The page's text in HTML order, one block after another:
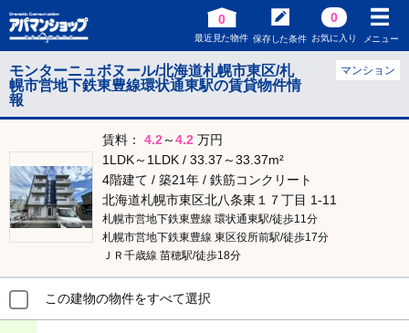
0
最近見た物件 保存した条件
0
お気に入り メニュー
モンターニュボヌール/北海道札幌市東区/札
幌市営地下鉄東豊線環状通東駅の賃貸物件情
報
マンション
賃料： 4.2 ～4.2 万円
1LDK～1LDK / 33.37～33.37m²
4階建て / 築21年 / 鉄筋コンクリート
北海道札幌市東区北八条東１７丁目 1-11
札幌市営地下鉄東豊線 環状通東駅/徒歩11分
札幌市営地下鉄東豊線 東区役所前駅/徒歩17分
ＪＲ千歳線 苗穂駅/徒歩18分
この建物の物件をすべて選択